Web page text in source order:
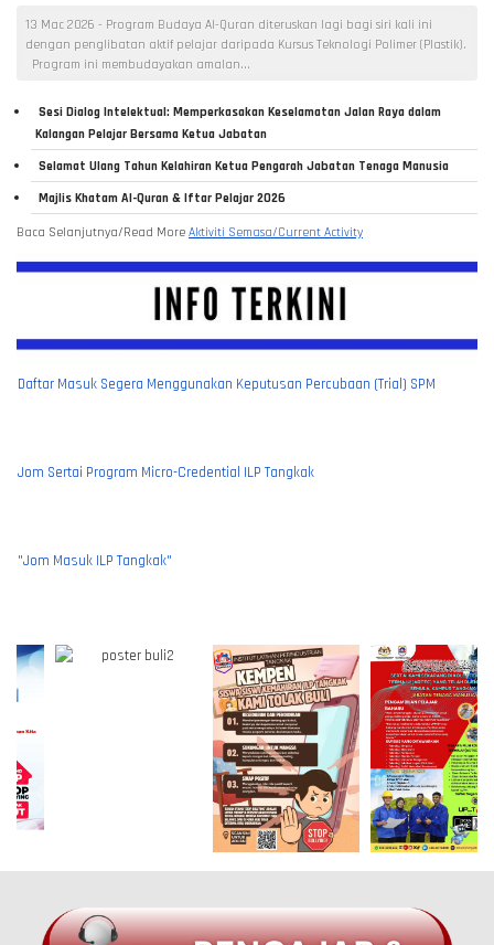
13 Mac 2026 - Program Budaya Al-Quran diteruskan lagi bagi siri kali ini
dengan penglibatan aktif pelajar daripada Kursus Teknologi Polimer (Plastik).
Program ini membudayakan amalan...
Sesi Dialog Intelektual: Memperkasakan Keselamatan Jalan Raya dalam
Kalangan Pelajar Bersama Ketua Jabatan
Selamat Ulang Tahun Kelahiran Ketua Pengarah Jabatan Tenaga Manusia
Majlis Khatam Al-Quran & Iftar Pelajar 2026
Baca Selanjutnya/Read More Aktiviti Semasa/Current Activity
Jom Sertai Program Micro-Credential ILP Tangkak
"Jom Masuk ILP Tangkak"
Daftar Masuk Segera Menggunakan Keputusan Percubaan (Trial) SPM
Jom Sertai Program Micro-Credential ILP Tangkak